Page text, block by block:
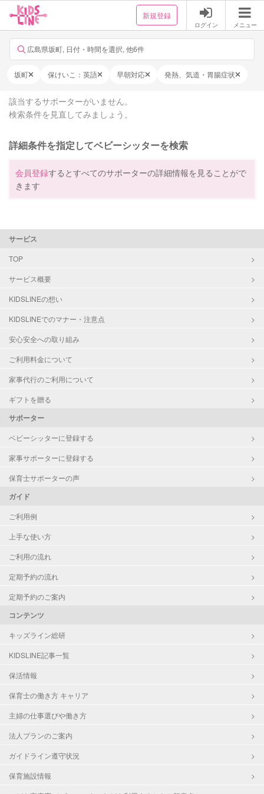
新規登録
ログイン メニュー
広島県坂町, 日付・時間を選択, 他6件
坂町 保けいこ：英語 早朝対応 発熱、気道・胃腸症状
該当するサポーターがいません。
検索条件を見直してみましょう。
詳細条件を指定してベビーシッターを検索
会員登録するとすべてのサポーターの詳細情報を見ることがで
きます
サービス
TOP
サービス概要
KIDSLINEの想い
KIDSLINEでのマナー・注意点
安心安全への取り組み
ご利用料金について
家事代行のご利用について
ギフトを贈る
サポーター
ベビーシッターに登録する
家事サポーターに登録する
保育士サポーターの声
ガイド
ご利用例
上手な使い方
ご利用の流れ
定期予約の流れ
定期予約のご案内
コンテンツ
キッズライン総研
KIDSLINE記事一覧
保活情報
保育士の働き方 キャリア
主婦の仕事選びや働き方
法人プランのご案内
ガイドライン遵守状況
保育施設情報